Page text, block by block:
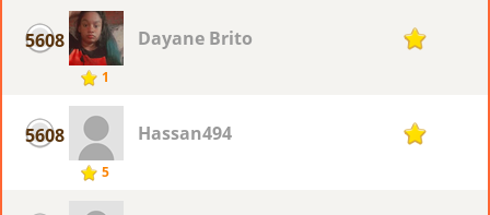
5608
1
Dayane Brito 1
5608
5
Hassan494 1